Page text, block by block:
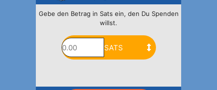
Gebe den Betrag in Sats ein, den Du Spenden
willst.